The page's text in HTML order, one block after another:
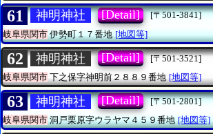
61 神明神社 [Detail]
[〒501-3841]
岐阜県関市伊勢町１７番地 [地図等]
62 神明神社 [Detail]
[〒501-3521]
岐阜県関市下之保字神明前２８８９番地 [地図等]
63 神明神社 [Detail]
[〒501-2801]
岐阜県関市洞戸栗原字ウラヤマ４５９番地 [地図等]